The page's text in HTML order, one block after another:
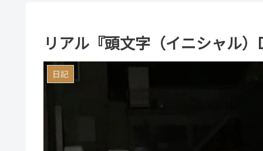
リアル『頭文字（イニシャル）
日記